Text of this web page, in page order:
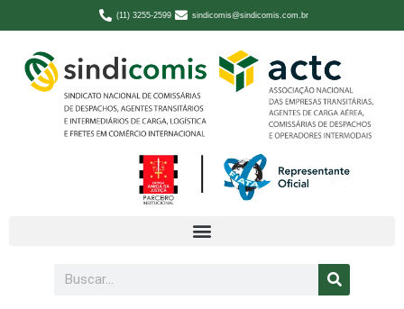
(11) 3255-2599 sindicomis@sindicomis.com.br